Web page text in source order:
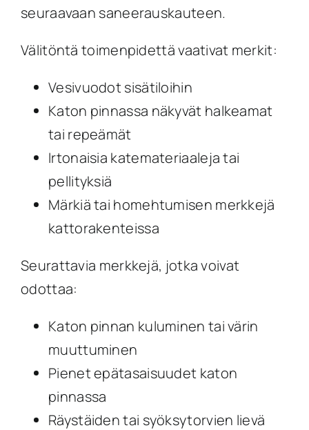
seuraavaan saneerauskauteen.
Välitöntä toimenpidettä vaativat merkit:
Vesivuodot sisätiloihin
Katon pinnassa näkyvät halkeamat
tai repeämät
Irtonaisia katemateriaaleja tai
pellityksiä
Märkiä tai homehtumisen merkkejä
kattorakenteissa
Seurattavia merkkejä, jotka voivat
odottaa:
Katon pinnan kuluminen tai värin
muuttuminen
Pienet epätasaisuudet katon
pinnassa
Räystäiden tai syöksytorvien lievä